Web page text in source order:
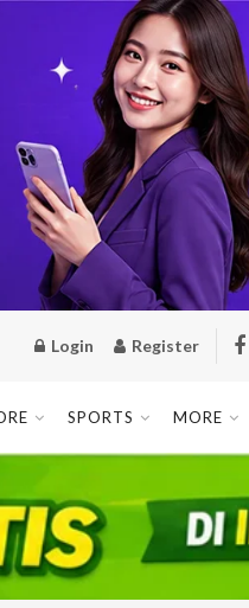
Login Register
SPORTS MORE